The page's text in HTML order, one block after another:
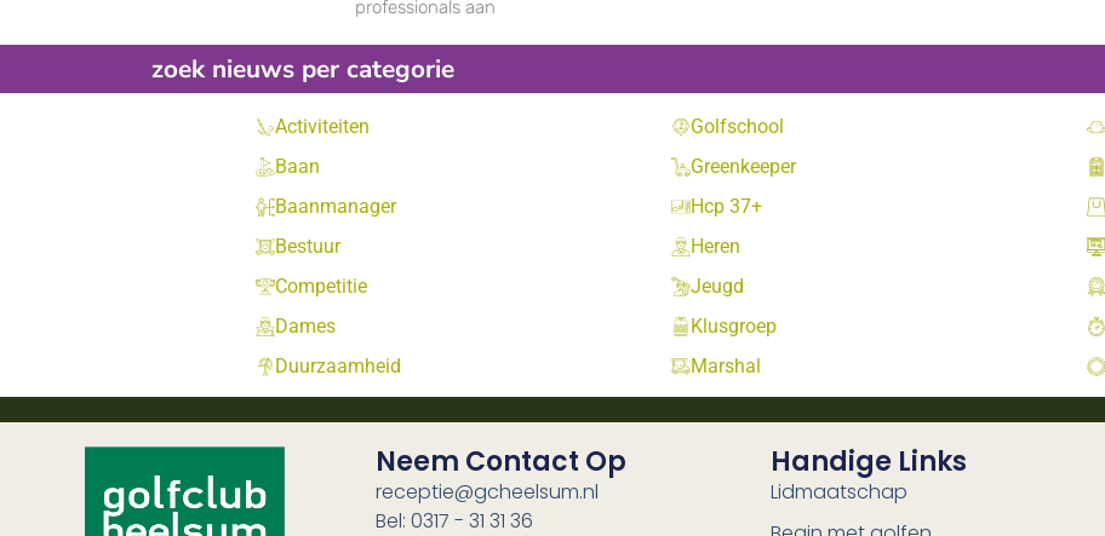
professionals aan
zoek nieuws per categorie
Activiteiten
Baan
Baanmanager
Bestuur
Competitie
Dames
Duurzaamheid
Golfschool
Greenkeeper
Hcp 37+
Heren
Jeugd
Klusgroep
Marshal
Neem Contact Op
receptie@gcheelsum.nl
Bel: 0317 - 31 31 36
Handige Links
Lidmaatschap